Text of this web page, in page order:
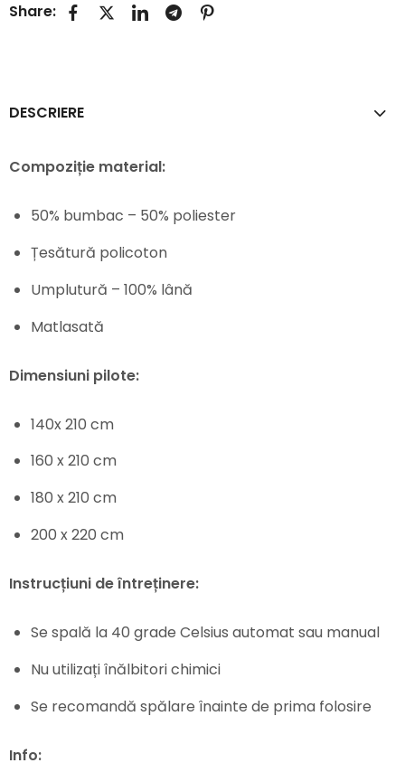
Share:
DESCRIERE
Compoziție material:
50% bumbac – 50% poliester
Țesătură policoton
Umplutură – 100% lână
Matlasată
Dimensiuni pilote:
140x 210 cm
160 x 210 cm
180 x 210 cm
200 x 220 cm
Instrucțiuni de întreținere:
Se spală la 40 grade Celsius automat sau manual
Nu utilizați înălbitori chimici
Se recomandă spălare înainte de prima folosire
Info: